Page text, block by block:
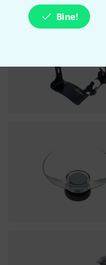
Bine!